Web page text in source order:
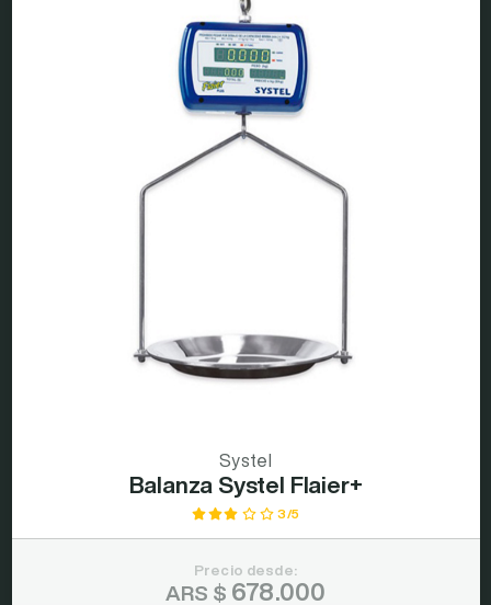
Systel
Balanza Systel Flaier+
3/5
Precio desde:
ARS $ 678.000